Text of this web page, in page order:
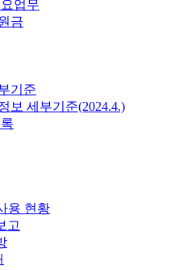
업무
금
기준
보 세부기준(2024.4.)
용 현황
고